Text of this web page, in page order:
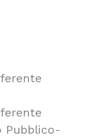
Pubblico-